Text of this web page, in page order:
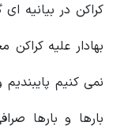
کراکن در بیانیه
بهادار علیه کراکن
بارها و بارها